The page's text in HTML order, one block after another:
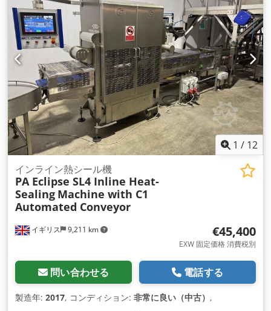
1 / 12
イギリス 9,211 km
インライン熱シール機
PA Eclipse SL4 Inline Heat-
Sealing Machine with C1
Automated Conveyor
€45,400
EXW 固定価格 消費税別
問い合わせる 電話する
製造年: 2017, コンディション: 非常に良い（中古） ,